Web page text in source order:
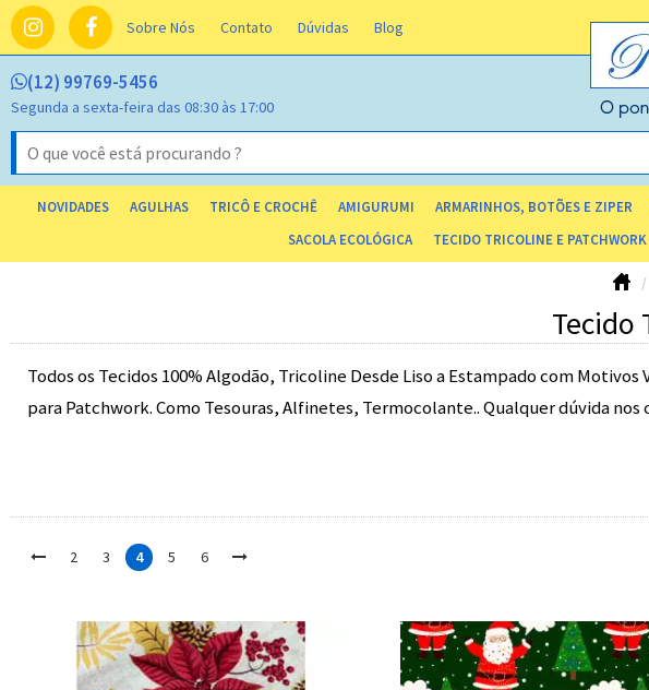
Sobre Nós Contato Dúvidas Blog
NOVIDADES AGULHAS TRICÔ E CROCHÊ AMIGURUMI ARMARINHOS, BOTÕES E ZIPER
SACOLA ECOLÓGICA
TECIDO TRICOLINE E PATCHWORK
(12) 99769-5456
Segunda a sexta-feira das 08:30 às 17:00
Tecido
Todos os Tecidos 100% Algodão, Tricoline Desde Liso a Estampado com
para Patchwork. Como Tesouras, Alfinetes, Termocolante.. Qualquer dúvida nos
2 3 4 5 6